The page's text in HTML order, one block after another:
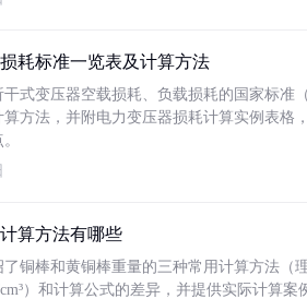
耗标准一览表及计算方法
式变压器空载损耗、负载损耗的国家标准
方法，并附电力变压器损耗计算实例表格
算方法有哪些
铜棒和黄铜棒重量的三种常用计算方法（
）和计算公式的差异，并提供实际计算